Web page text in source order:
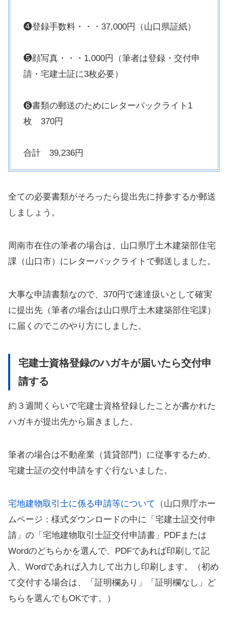
❹登録手数料・・・37,000円（山口県証紙）
❺顔写真・・・1,000円（筆者は登録・交付申
請・宅建士証に3枚必要）
❻書類の郵送のためにレターパックライト1
枚 370円
合計 39,236円
全ての必要書類がそろったら提出先に持参するか郵送
しましょう。
周南市在住の筆者の場合は、山口県庁土木建築部住宅
課（山口市）にレターパックライトで郵送しました。
大事な申請書類なので、370円で速達扱いとして確実
に提出先（筆者の場合は山口県庁土木建築部住宅課）
に届くのでこのやり方にしました。
宅建士資格登録のハガキが届いたら交付申
請する
約３週間くらいで宅建士資格登録したことが書かれた
ハガキが提出先から届きました。
筆者の場合は不動産業（賃貸部門）に従事するため、
宅建士証の交付申請をすぐ行ないました。
宅地建物取引士に係る申請等について
（山口県庁ホー
ムページ：様式ダウンロードの中に「宅建士証交付申
請」の「宅地建物取引士証交付申請書」PDFまたは
Wordのどちらかを選んで、PDFであれば印刷して記
入、Wordであれば入力して出力し印刷します。（初め
て交付する場合は、「証明欄あり」「証明欄なし」ど
ちらを選んでもOKです。）